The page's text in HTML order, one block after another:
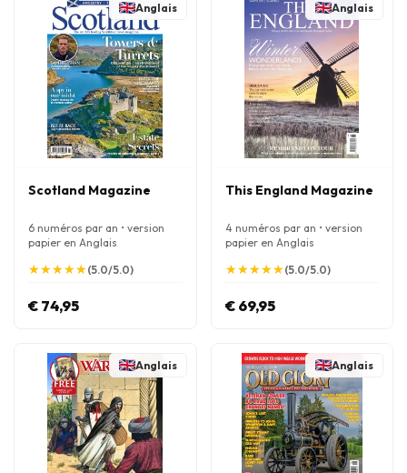
Anglais
Scotland Magazine
6 numéros par an • version
papier en Anglais
★
★★
★★
★★
★★
★(5.0/5.0)
€ 74,95
Anglais
This England Magazine
4 numéros par an • version
papier en Anglais
★
★★
★★
★★
★★
★(5.0/5.0)
€ 69,95
Anglais Anglais